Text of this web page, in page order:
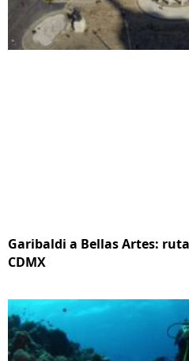
Garibaldi a Bellas Artes:
CDMX